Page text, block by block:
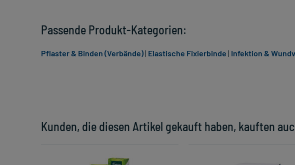
Kunden, die diesen Artikel gekauft haben, kauften
Passende Produkt-Kategorien:
Pflaster & Binden (Verbände)| Elastische Fixierbinde | Infektion &